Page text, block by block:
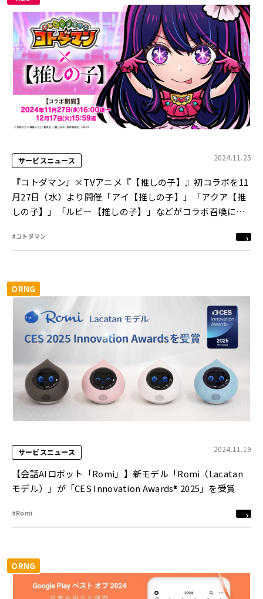
サービスニュース 2024.11.25
『コトダマン』×TVアニメ『【推しの子】』初コラボを11
月27日（水）より開催「アイ【推しの子】」「アクア【推
しの子】」「ルビー【推しの子】」などがコラボ召喚に初
#コトダマン
ORNG
サービスニュース 2024.11.19
【会話AIロボット「Romi」】新モデル「Romi（Lacatan
モデル）」が「CES Innovation Awards® 2025」を受賞
#Romi
ORNG